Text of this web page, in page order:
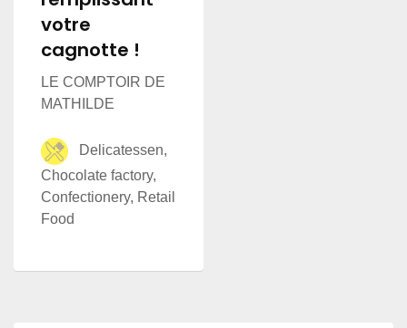
votre
cagnotte !
LE COMPTOIR DE
MATHILDE
Delicatessen,
Chocolate factory,
Confectionery, Retail
Food